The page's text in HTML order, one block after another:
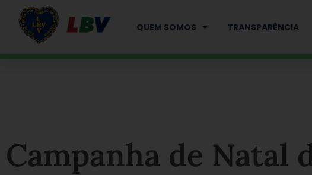
QUEM SOMOS TRANSPARÊNCIA
Campanha de Natal